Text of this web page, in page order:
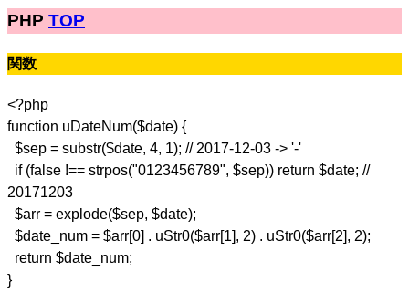
PHP TOP
関数
<?php
function uDateNum($date) {
$sep = substr($date, 4, 1); // 2017-12-03 -> '-'
if (false !== strpos("0123456789", $sep)) return $date; //
20171203
$arr = explode($sep, $date);
$date_num = $arr[0] . uStr0($arr[1], 2) . uStr0($arr[2], 2);
return $date_num;
}